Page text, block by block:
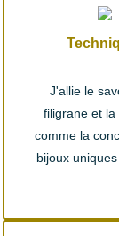
J'allie le
filigrane et
comme la
bijoux